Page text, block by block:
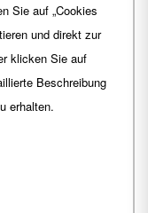
eine großartige
CARITAS EST. Er
von Gottes- und
Sie auf „Cookies
und direkt zur
klicken Sie auf
Beschreibung
erhalten.